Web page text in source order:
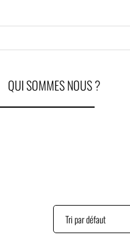
QUI SOMMES NOUS ?